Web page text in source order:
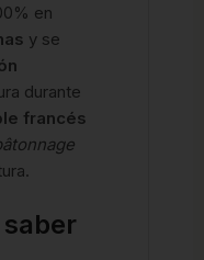
en
y se
durante
francés
saber